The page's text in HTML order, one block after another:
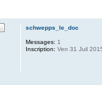
schwepps_le_doc
Messages: 1
Inscription: Ven 31 Juil